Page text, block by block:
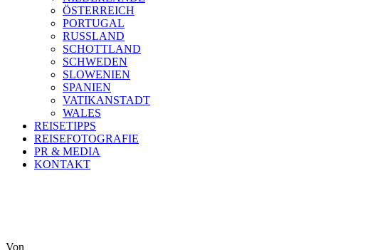
ÖSTERREICH
PORTUGAL
RUSSLAND
SCHOTTLAND
SCHWEDEN
SLOWENIEN
SPANIEN
VATIKANSTADT
WALES
REISETIPPS
REISEFOTOGRAFIE
PR & MEDIA
KONTAKT
Von